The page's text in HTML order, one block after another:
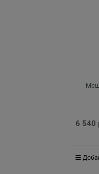
6 540